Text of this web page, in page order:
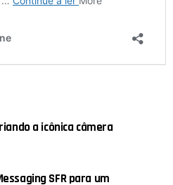
a icônica câmera
SFR para um